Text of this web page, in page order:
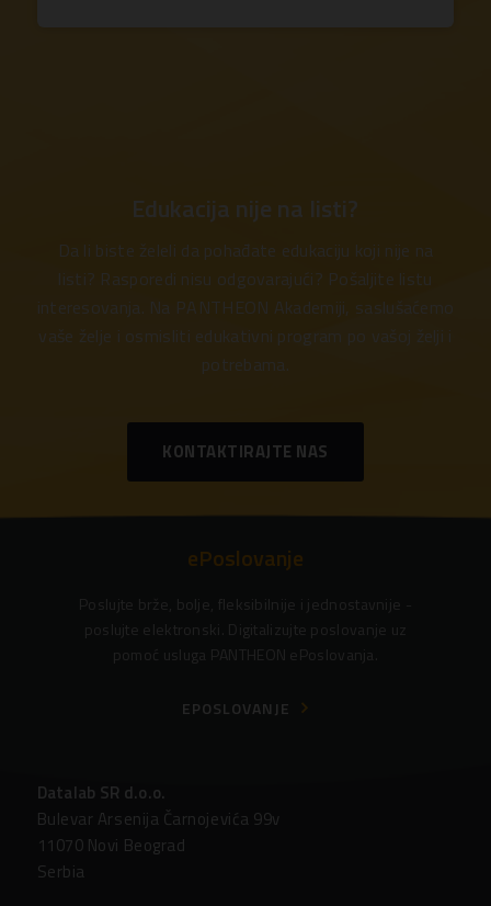
Edukacija nije na listi?
Da li biste želeli da pohađate edukaciju koji nije na
listi? Rasporedi nisu odgovarajući? Pošaljite listu
interesovanja. Na PANTHEON Akademiji, saslušaćemo
vaše želje i osmisliti edukativni program po vašoj želji i
potrebama.
KONTAKTIRAJTE NAS
ePoslovanje
Poslujte brže, bolje, fleksibilnije i jednostavnije -
poslujte elektronski. Digitalizujte poslovanje uz
pomoć usluga PANTHEON ePoslovanja.
EPOSLOVANJE
Datalab SR d.o.o.
Bulevar Arsenija Čarnojevića 99v
11070 Novi Beograd
Serbia